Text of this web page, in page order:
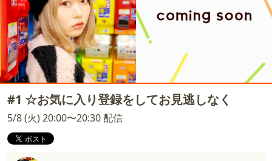
#1 ☆お気に入り登録をしてお見逃しなく
5/8 (火) 20:00〜20:30 配信